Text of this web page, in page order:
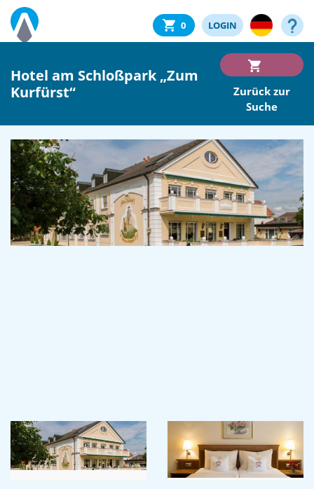
0 LOGIN
Hotel am Schloßpark „Zum
Kurfürst“
Zurück zur
Suche